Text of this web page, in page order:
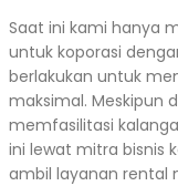
Saat ini kami hanya
untuk koporasi
berlakukan untuk
maksimal. Meskipun
memfasilitasi
ini lewat mitra bisnis
ambil layanan rental